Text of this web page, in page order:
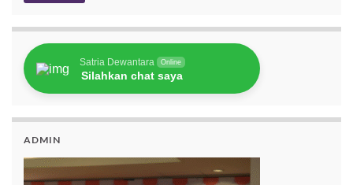
Satria Dewantara Online
Silahkan chat saya
ADMIN